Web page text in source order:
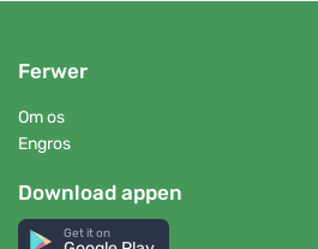
Ferwer
Om os
Engros
Download appen
Get it on